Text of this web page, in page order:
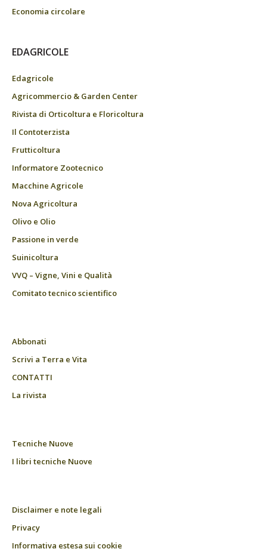
Economia circolare
EDAGRICOLE
Edagricole
Agricommercio & Garden Center
Rivista di Orticoltura e Floricoltura
Il Contoterzista
Frutticoltura
Informatore Zootecnico
Macchine Agricole
Nova Agricoltura
Olivo e Olio
Passione in verde
Suinicoltura
VVQ – Vigne, Vini e Qualità
Comitato tecnico scientifico
Abbonati
Scrivi a Terra e Vita
CONTATTI
La rivista
Tecniche Nuove
I libri tecniche Nuove
Disclaimer e note legali
Privacy
Informativa estesa sui cookie